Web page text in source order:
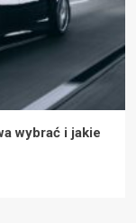
wybrać i jakie